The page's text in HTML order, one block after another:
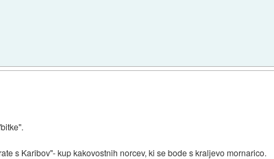
s Karibov"- kup kakovostnih norcev, ki se bode s kraljevo mornarico.